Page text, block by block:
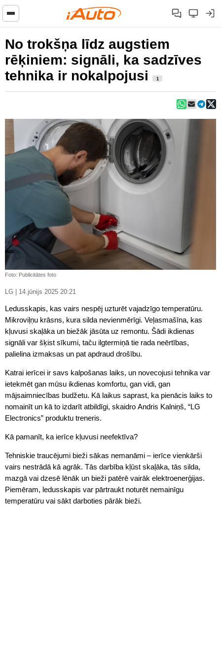
No trokšņa līdz augstiem
rēķiniem: signāli, ka sadzīves
tehnika ir nokalpojusi
1
Foto: Publicitātes foto
LG | 14.jūnijs 2025 20:21
Ledusskapis, kas vairs nespēj uzturēt vajadzīgo temperatūru.
Mikroviļņu krāsns, kura silda nevienmērīgi. Veļasmašīna, kas
kļuvusi skaļāka un biežāk jāsūta uz remontu. Šādi ikdienas
signāli var šķist sīkumi, taču ilgtermiņā tie rada neērtības,
palielina izmaksas un pat apdraud drošību.
Katrai ierīcei ir savs kalpošanas laiks, un novecojusi tehnika var
ietekmēt gan mūsu ikdienas komfortu, gan vidi, gan
mājsaimniecības budžetu. Kā laikus saprast, ka pienācis laiks to
nomainīt un kā to izdarīt atbildīgi, skaidro Andris Kalniņš, “LG
Electronics” produktu treneris.
Kā pamanīt, ka ierīce kļuvusi neefektīva?
Tehniskie traucējumi bieži sākas nemanāmi – ierīce vienkārši
vairs nestrādā kā agrāk. Tās darbība kļūst skaļāka, tās silda,
mazgā vai dzesē lēnāk un bieži patērē vairāk elektroenerģijas.
Piemēram, ledusskapis var pārtraukt noturēt nemainīgu
temperatūru vai sākt darboties pārāk bieži.